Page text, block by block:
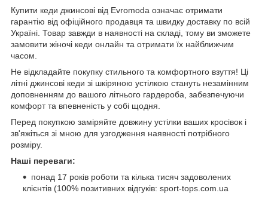
Купити кеди джинсові від Evromoda означає отримати
гарантію від офіційного продавця та швидку доставку по всій
Україні. Товар завжди в наявності на складі, тому ви зможете
замовити жіночі кеди онлайн та отримати їх найближчим
часом.
Не відкладайте покупку стильного та комфортного взуття! Ці
літні джинсові кеди зі шкіряною устілкою стануть незамінним
доповненням до вашого літнього гардероба, забезпечуючи
комфорт та впевненість у собі щодня.
Перед покупкою заміряйте довжину устілки ваших кросівок і
зв'яжіться зі мною для узгодження наявності потрібного
розміру.
Наші переваги:
понад 17 років роботи та кілька тисяч задоволених
клієнтів (100% позитивних відгуків: sport-tops.com.ua